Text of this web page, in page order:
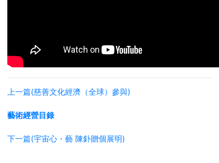
上一篇(慈善文化經濟（全球）參與)
藝術經營目錄
下一篇(宇宙心・藝 陳釙贈個展明)